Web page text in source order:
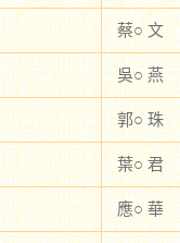
蔡○ 文
吳○ 燕
郭○ 珠
葉○ 君
應○ 華